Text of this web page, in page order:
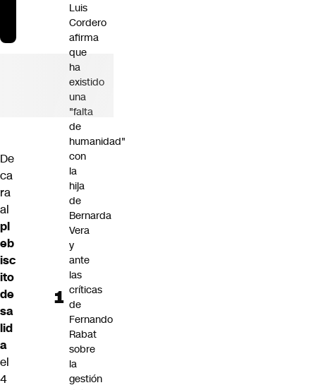
De
ca
ra
al
pl
eb
isc
ito
de
sa
lid
a
el
4
Luis
Cordero
afirma
que
ha
existido
una
"falta
de
humanidad"
con
la
hija
de
Bernarda
Vera
y
ante
las
críticas
de
Fernando
Rabat
sobre
la
gestión